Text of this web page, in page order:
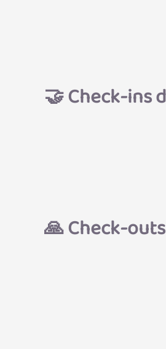
🤝Check-ins
🙏Check-